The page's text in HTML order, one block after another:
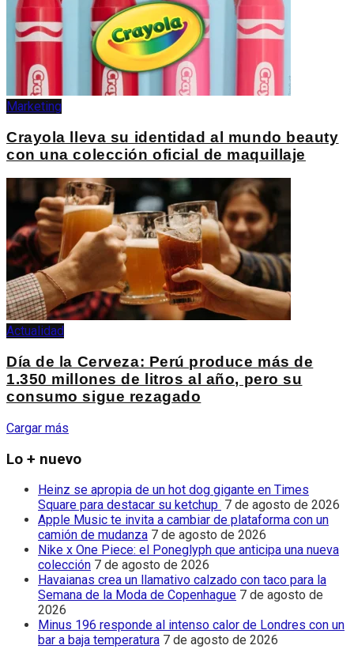
Marketing
Crayola lleva su identidad al mundo beauty
con una colección oficial de maquillaje
Actualidad
Día de la Cerveza: Perú produce más de
1.350 millones de litros al año, pero su
consumo sigue rezagado
Cargar más
Lo + nuevo
Heinz se apropia de un hot dog gigante en Times
Square para destacar su ketchup 7 de agosto de 2026
Apple Music te invita a cambiar de plataforma con un
camión de mudanza 7 de agosto de 2026
Nike x One Piece: el Poneglyph que anticipa una nueva
colección 7 de agosto de 2026
Havaianas crea un llamativo calzado con taco para la
Semana de la Moda de Copenhague 7 de agosto de
2026
Minus 196 responde al intenso calor de Londres con un
bar a baja temperatura 7 de agosto de 2026